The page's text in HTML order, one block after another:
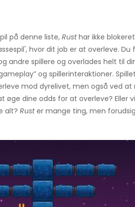
på denne liste, Rusthar ikke
hvor dit job er at overleve.
andre spillere og overlades helt til
og spillerinteraktioner.
mod dyrelivet, men også ved
øge dine odds for at overleve? Eller
alt? Ruster mange ting, men